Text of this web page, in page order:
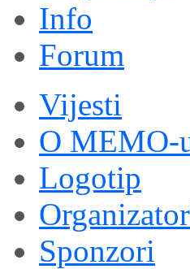
Info
Forum
Vijesti
O MEMO-
Logotip
Sponzori